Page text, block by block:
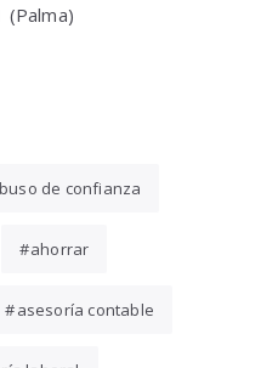
(Palma)
de confianza
ahorrar
asesoría contable